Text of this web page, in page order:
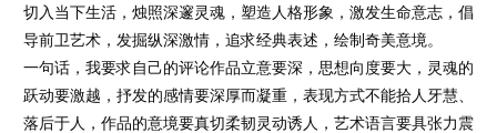
切入当下生活，烛照深邃灵魂，塑造人格形象，激发生命意志，倡
导前卫艺术，发掘纵深激情，追求经典表述，绘制奇美意境。
一句话，我要求自己的评论作品立意要深，思想向度要大，灵魂的
跃动要激越，抒发的感情要深厚而凝重，表现方式不能拾人牙慧、
落后于人，作品的意境要真切柔韧灵动诱人，艺术语言要具张力震